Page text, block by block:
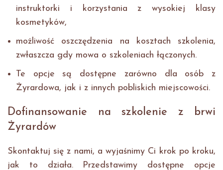
instruktorki i korzystania z wysokiej klasy
kosmetyków,
możliwość oszczędzenia na kosztach szkolenia,
zwłaszcza gdy mowa o szkoleniach łączonych.
Te opcje są dostępne zarówno dla osób z
Żyrardowa, jak i z innych pobliskich miejscowości.
Dofinansowanie na szkolenie z brwi
Żyrardów
Skontaktuj się z nami, a wyjaśnimy Ci krok po kroku,
jak to działa. Przedstawimy dostępne opcje